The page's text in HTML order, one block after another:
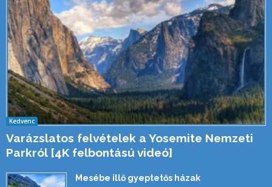
Kedvenc
Varázslatos felvételek a Yosemite Nemzeti
Parkról [4K felbontású videó]
Mesébe illő gyeptetős házak